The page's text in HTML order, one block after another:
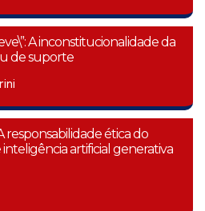
A inconstitucionalidade da
de suporte
responsabilidade ética do
artificial generativa